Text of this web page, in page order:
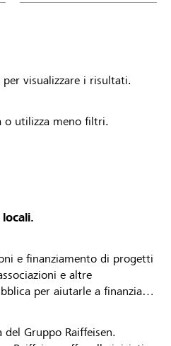
per visualizzare i risultati.
o utilizza meno filtri.
e finanziamento di progetti
e altre
per aiutarle a finanziare
Gruppo Raiffeisen.